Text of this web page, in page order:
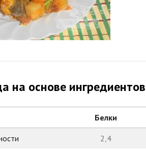
на основе ингредиентов
Белки
2,4